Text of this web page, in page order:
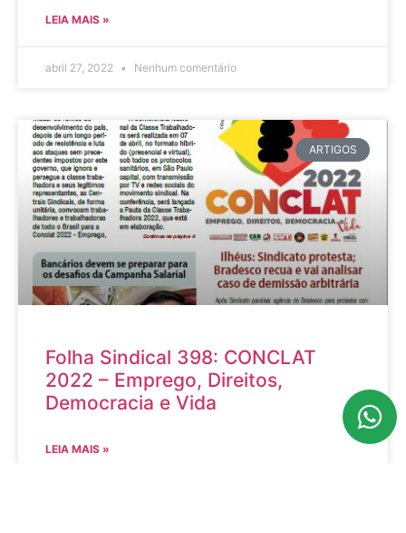
LEIA MAIS »
abril 27, 2022 Nenhum comentário
ARTIGOS
Folha Sindical 398: CONCLAT
2022 – Emprego, Direitos,
Democracia e Vida
LEIA MAIS »